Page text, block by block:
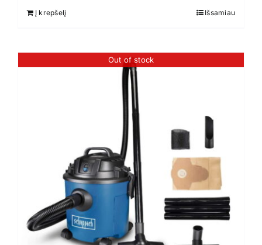
Į krepšelį Išsamiau
Out of stock